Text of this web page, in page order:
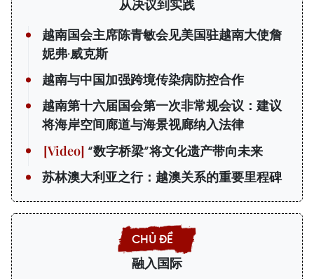
从决议到实践
越南国会主席陈青敏会见美国驻越南大使詹
妮弗·威克斯
越南与中国加强跨境传染病防控合作
越南第十六届国会第一次非常规会议：建议
将海岸空间廊道与海景视廊纳入法律
“数字桥梁”将文化遗产带向未来
苏林澳大利亚之行：越澳关系的重要里程碑
融入国际